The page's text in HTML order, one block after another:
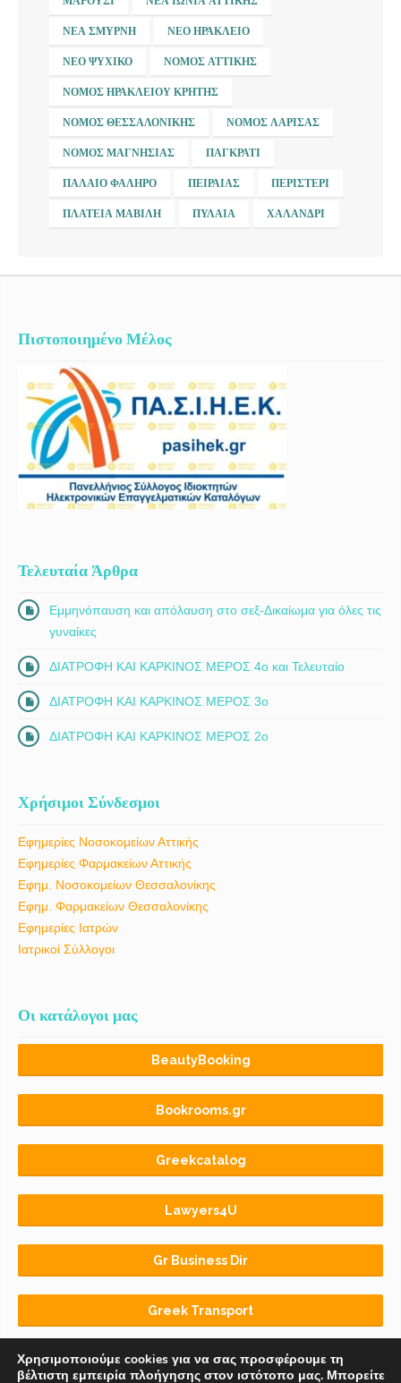
ΝΈΑ ΣΜΎΡΝΗ ΝΈΟ ΗΡΆΚΛΕΙΟ
ΝΈΟ ΨΥΧΙΚΌ ΝΟΜΌΣ ΑΤΤΙΚΉΣ
ΝΟΜΌΣ ΗΡΑΚΛΕΊΟΥ ΚΡΉΤΗΣ
ΝΟΜΌΣ ΘΕΣΣΑΛΟΝΊΚΗΣ ΝΟΜΌΣ ΛΆΡΙΣΑΣ
ΝΟΜΌΣ ΜΑΓΝΗΣΊΑΣ ΠΑΓΚΡΆΤΙ
ΠΑΛΑΙΌ ΦΆΛΗΡΟ ΠΕΙΡΑΙΆΣ ΠΕΡΙΣΤΈΡΙ
ΠΛΑΤΕΊΑ ΜΑΒΊΛΗ ΠΥΛΑΊΑ ΧΑΛΆΝΔΡΙ
Πιστοποιημένο Μέλος
Τελευταία Άρθρα
Εμμηνόπαυση και απόλαυση στο σεξ-Δικαίωμα για όλες τις
γυναίκες
ΔΙΑΤΡΟΦΗ ΚΑΙ ΚΑΡΚΙΝΟΣ ΜΕΡΟΣ 4ο και Τελευταίο
ΔΙΑΤΡΟΦΗ ΚΑΙ ΚΑΡΚΙΝΟΣ ΜΕΡΟΣ 3ο
ΔΙΑΤΡΟΦΗ ΚΑΙ ΚΑΡΚΙΝΟΣ ΜΕΡΟΣ 2ο
Χρήσιμοι Σύνδεσμοι
Εφημερίες Νοσοκομείων Αττικής
Εφημερίες Φαρμακείων Αττικής
Εφημ. Νοσοκομείων Θεσσαλονίκης
Εφημ. Φαρμακείων Θεσσαλονίκης
Εφημερίες Ιατρών
Ιατρικοί Σύλλογοι
Οι κατάλογοι μας
BeautyBooking
Bookrooms.gr
Greekcatalog
Lawyers4U
Gr Business Dir
Greek Transport
Χρησιμοποιούμε cookies για να σας προσφέρουμε τη
βέλτιστη εμπειρία πλοήγησης στον ιστότοπο μας. Μπορείτε